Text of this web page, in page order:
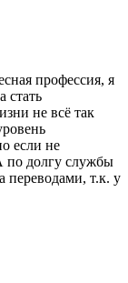
профессия, я
стать
не всё так
если не
по долгу службы
переводами, т.к. у